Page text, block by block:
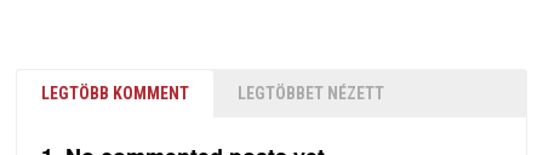
LEGTÖBB KOMMENT LEGTÖBBET NÉZETT